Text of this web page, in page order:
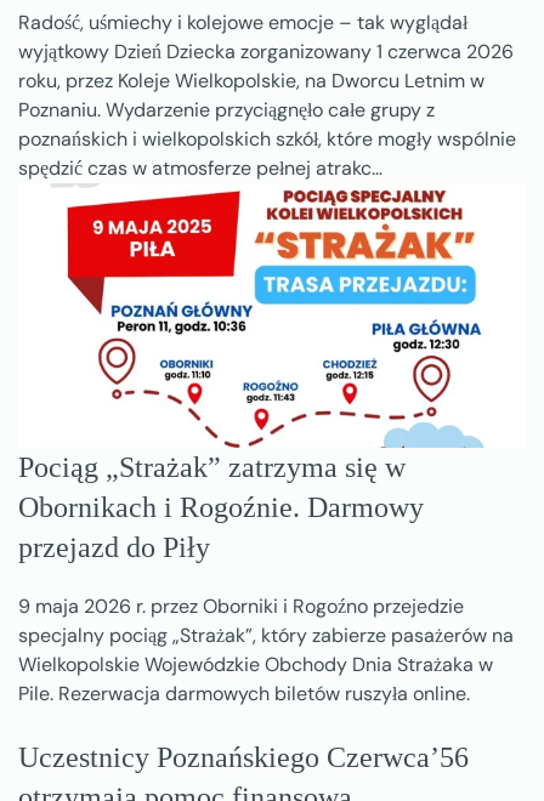
Radość, uśmiechy i kolejowe emocje – tak wyglądał
wyjątkowy Dzień Dziecka zorganizowany 1 czerwca 2026
roku, przez Koleje Wielkopolskie, na Dworcu Letnim w
Poznaniu. Wydarzenie przyciągnęło całe grupy z
poznańskich i wielkopolskich szkół, które mogły wspólnie
spędzić czas w atmosferze pełnej atrakc…
Pociąg „Strażak” zatrzyma się w
Obornikach i Rogoźnie. Darmowy
przejazd do Piły
9 maja 2026 r. przez Oborniki i Rogoźno przejedzie
specjalny pociąg „Strażak”, który zabierze pasażerów na
Wielkopolskie Wojewódzkie Obchody Dnia Strażaka w
Pile. Rezerwacja darmowych biletów ruszyła online.
Uczestnicy Poznańskiego Czerwca’56